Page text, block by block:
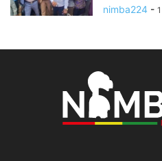
nimba224 -